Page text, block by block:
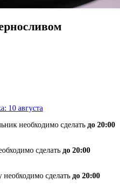
10 августа
необходимо сделать до 20:00
сделать до 20:00
сделать до 20:00